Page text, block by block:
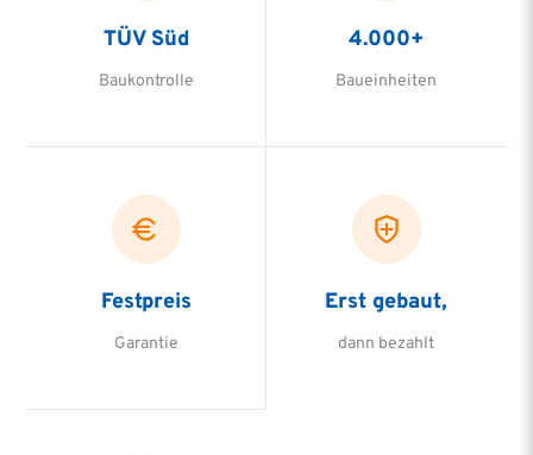
TÜV Süd
Baukontrolle
4.000+
Baueinheiten
Festpreis
Garantie
Erst gebaut,
dann bezahlt